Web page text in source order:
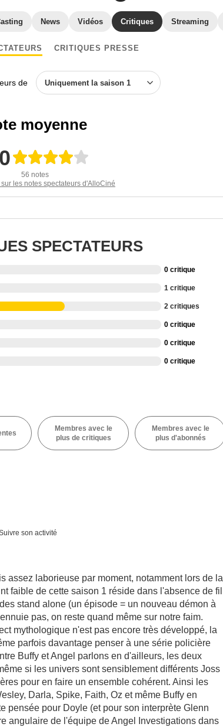
News Vidéos Critiques Streaming
CRITIQUES PRESSE
de Uniquement la saison 1
moyenne
56 notes
les notes spectateurs d'AlloCiné
SPECTATEURS
0 critique
1 critique
2 critiques
0 critique
0 critique
0 critique
Membres avec le
plus de critiques
Membres avec le
plus d'abonnés
son activité
assez laborieuse par moment, notamment lors de la
faible de cette saison 1 réside dans l'absence de fil
stand alone (un épisode = un nouveau démon à
pas, on reste quand même sur notre faim.
mythologique n'est pas encore très développé, la
parfois davantage penser à une série policière
Buffy et Angel parlons en d'ailleurs, les deux
si les univers sont sensiblement différents Joss
pour en faire un ensemble cohérent. Ainsi les
Darla, Spike, Faith, Oz et même Buffy en
pensée pour Doyle (et pour son interprète Glenn
angulaire de l'équipe de Angel Investigations dans